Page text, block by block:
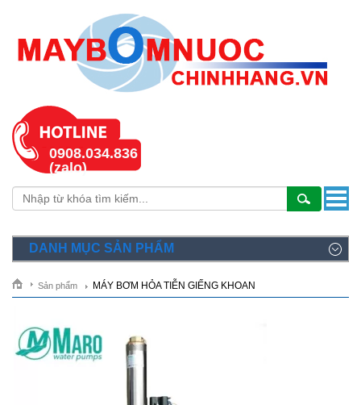
0908.034.836
(zalo)
DANH MỤC SẢN PHẨM
Sản phẩm MÁY BƠM HỎA TIỄN GIẾNG KHOAN